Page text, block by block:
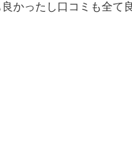
かったし口コミも全て